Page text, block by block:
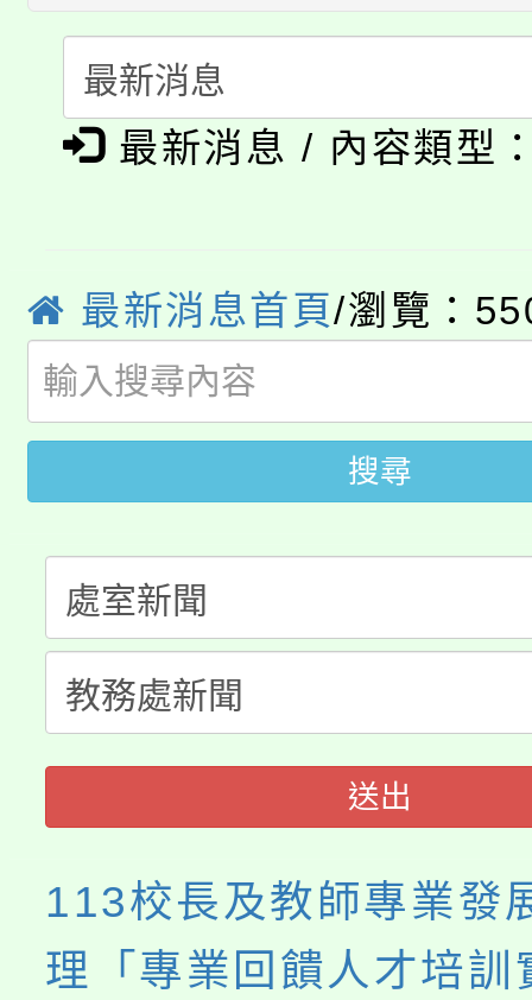
會
115年食農教育專業人
程
「本色祭」8/29、30在
場熱烈登場!
8/21下午1時於龍潭區
開!
115年桃園市運動會8/
田徑場及游泳池舉行。
桃園市低收入戶享有免
視費優惠，中低收入戶
者。
大園自造教育及科技中
份教師增能研習
大溪自造教育及科技中
份教師研習
淨零綠生活教案入校路
會
115年食農教育專業人
程
最新消息 / 內容類型
最新消息首頁/瀏覽：
搜尋
送出
113校長及教師專業發
理「專業回饋人才培訓